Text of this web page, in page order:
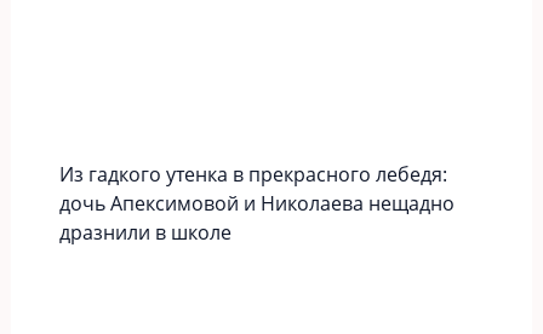
Из гадкого утенка в прекрасного лебедя:
дочь Апексимовой и Николаева нещадно
дразнили в школе